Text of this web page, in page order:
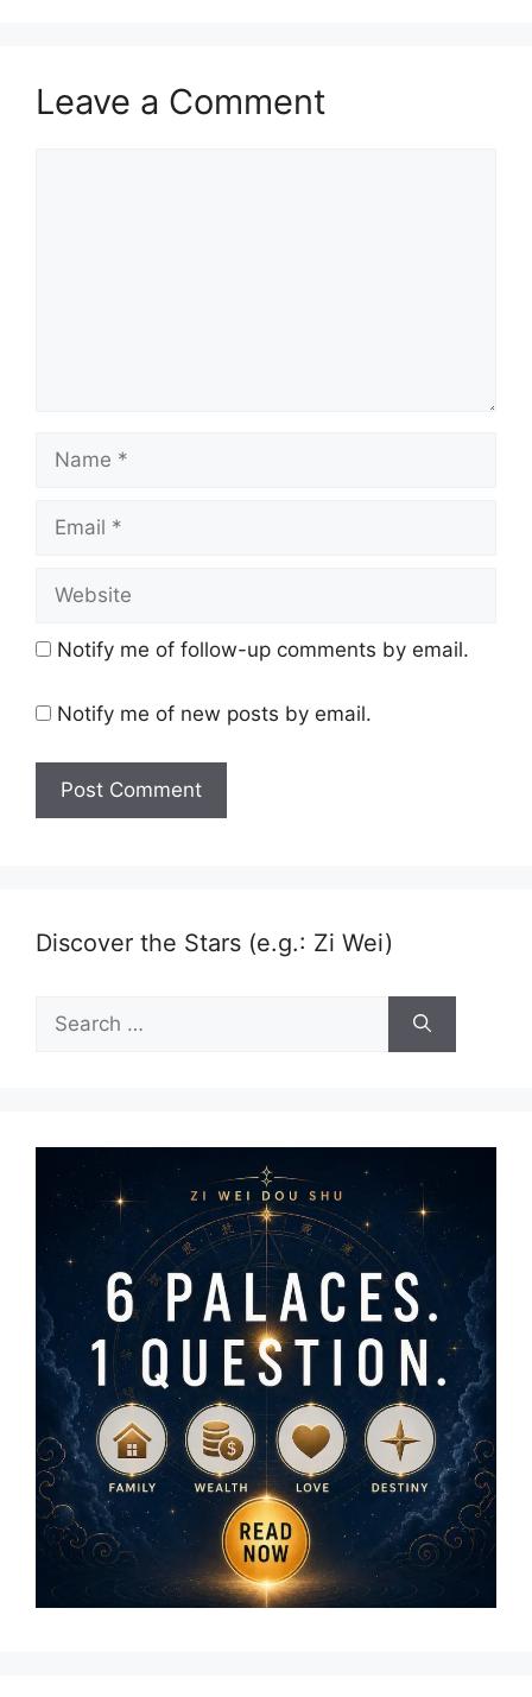
Leave a Comment
Name
Email
Website
Notify me of follow-up comments by email.
Notify me of new posts by email.
Discover the Stars (e.g.: Zi Wei)
Search
for: